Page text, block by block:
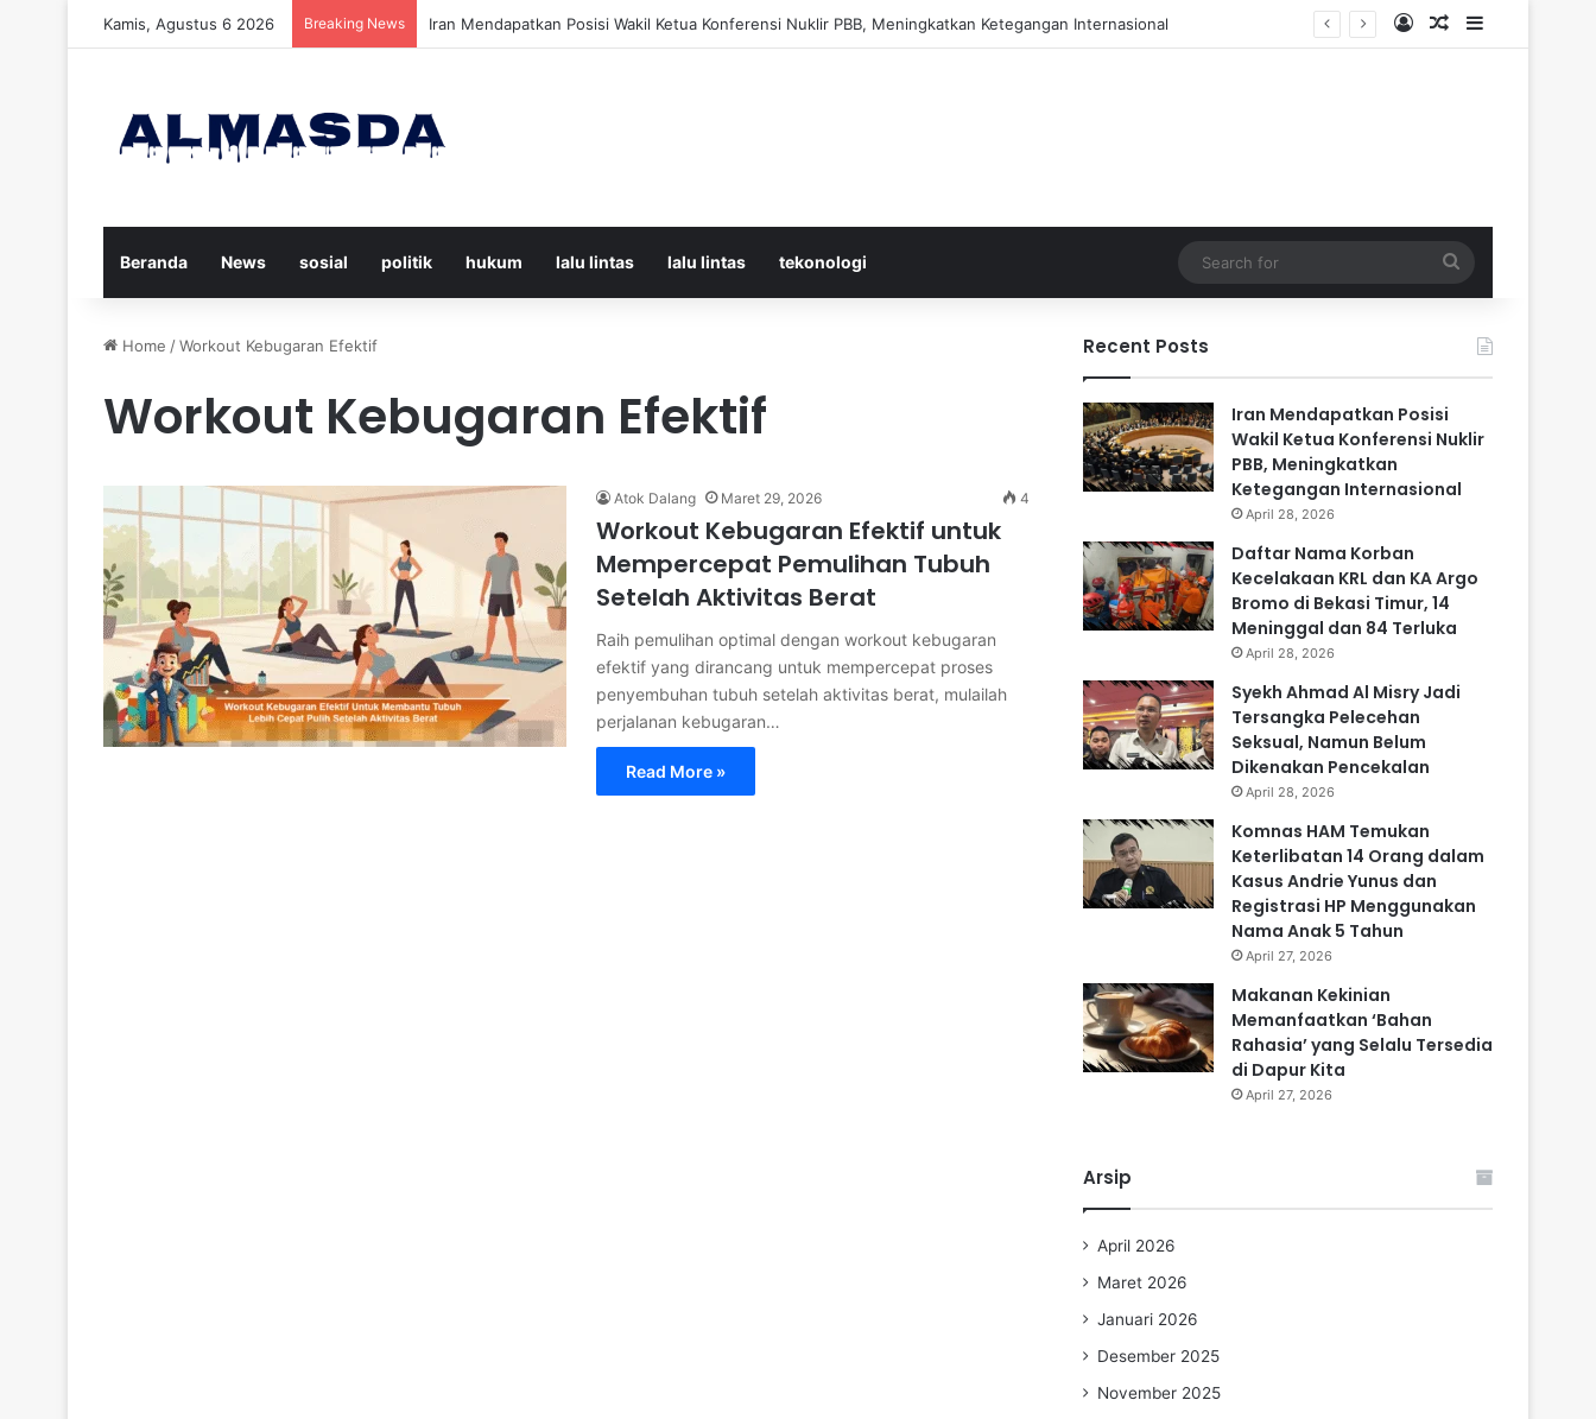
Kamis, Agustus 6 2026 Breaking News Daftar Nama Korban Kecelakaan KRL dan KA Argo Bromo di Bekasi Timur, 14 Meninggal dan 84 Terluka Log InRandom Article
Sidebar
Beranda News sosial politik hukum lalu lintas lalu lintas tekonologi
for
Home /Workout Kebugaran Efektif
Workout Kebugaran Efektif
Atok Dalang Maret 29, 2026 4
Workout Kebugaran Efektif untuk
Mempercepat Pemulihan Tubuh
Setelah Aktivitas Berat
Raih pemulihan optimal dengan workout kebugaran
efektif yang dirancang untuk mempercepat proses
penyembuhan tubuh setelah aktivitas berat, mulailah
perjalanan kebugaran…
Read More »
Recent Posts
Iran Mendapatkan Posisi
Wakil Ketua Konferensi Nuklir
PBB, Meningkatkan
Ketegangan Internasional
April 28, 2026
Daftar Nama Korban
Kecelakaan KRL dan KA Argo
Bromo di Bekasi Timur, 14
Meninggal dan 84 Terluka
April 28, 2026
Syekh Ahmad Al Misry Jadi
Tersangka Pelecehan
Seksual, Namun Belum
Dikenakan Pencekalan
April 28, 2026
Komnas HAM Temukan
Keterlibatan 14 Orang dalam
Kasus Andrie Yunus dan
Registrasi HP Menggunakan
Nama Anak 5 Tahun
April 27, 2026
Makanan Kekinian
Memanfaatkan ‘Bahan
Rahasia’ yang Selalu Tersedia
di Dapur Kita
April 27, 2026
Arsip
April 2026
Maret 2026
Januari 2026
Desember 2025
November 2025